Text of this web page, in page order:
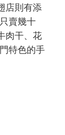
店則有添
賣幾十
肉干、花
特色的手